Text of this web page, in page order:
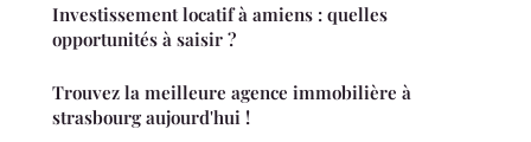
Investissement locatif à amiens : quelles
opportunités à saisir ?
Trouvez la meilleure agence immobilière à
strasbourg aujourd'hui !